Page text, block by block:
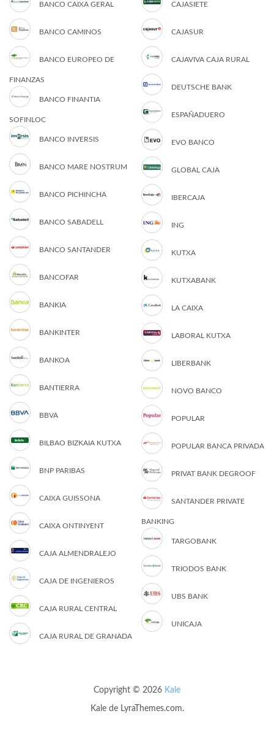
BANCO CAIXA GERAL
BANCO CAMINOS
BANCO EUROPEO DE
FINANZAS
BANCO FINANTIA
SOFINLOC
BANCO INVERSIS
BANCO MARE NOSTRUM
BANCO PICHINCHA
BANCO SABADELL
BANCO SANTANDER
BANCOFAR
BANKIA
BANKINTER
BANKOA
BANTIERRA
BBVA
BILBAO BIZKAIA KUTXA
BNP PARIBAS
CAIXA GUISSONA
CAIXA ONTINYENT
CAJA ALMENDRALEJO
CAJA DE INGENIEROS
CAJA RURAL CENTRAL
CAJA RURAL DE GRANADA
CAJASIETE
CAJASUR
CAJAVIVA CAJA RURAL
DEUTSCHE BANK
ESPAÑADUERO
EVO BANCO
GLOBAL CAJA
IBERCAJA
ING
KUTXA
KUTXABANK
LA CAIXA
LABORAL KUTXA
LIBERBANK
NOVO BANCO
POPULAR
POPULAR BANCA PRIVADA
PRIVAT BANK DEGROOF
SANTANDER PRIVATE
BANKING
TARGOBANK
TRIODOS BANK
UBS BANK
UNICAJA
Copyright © 2026 Kale
Kalede LyraThemes.com.